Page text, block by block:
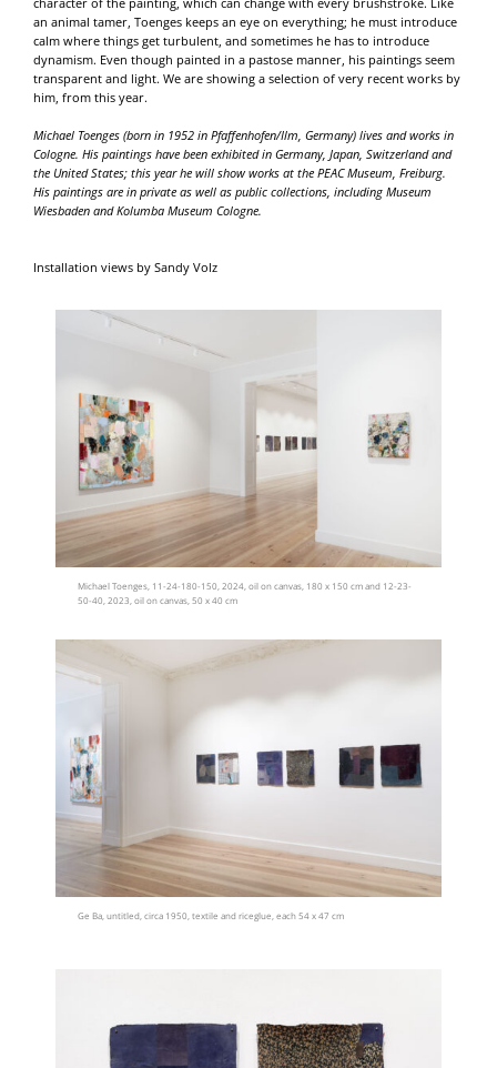
an animal tamer, Toenges keeps an eye on everything; he must introduce
calm where things get turbulent, and sometimes he has to introduce
dynamism. Even though painted in a pastose manner, his paintings seem
transparent and light. We are showing a selection of very recent works by
him, from this year.
Michael Toenges (born in 1952 in Pfaffenhofen/Ilm, Germany) lives and works in
Cologne. His paintings have been exhibited in Germany, Japan, Switzerland and
the United States; this year he will show works at the PEAC Museum, Freiburg.
His paintings are in private as well as public collections, including Museum
Wiesbaden and Kolumba Museum Cologne.
Installation views by Sandy Volz
Michael Toenges, 11-24-180-150, 2024, oil on canvas, 180 x 150 cm and 12-23-
50-40, 2023, oil on canvas, 50 x 40 cm
Ge Ba, untitled, circa 1950, textile and riceglue, each 54 x 47 cm